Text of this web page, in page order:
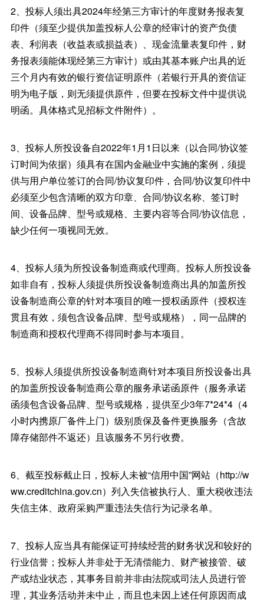
2、投标人须出具2024年经第三方审计的年度财务报表复
印件（须至少提供加盖投标人公章的经审计的资产负债
表、利润表（收益表或损益表）、现金流量表复印件，财
务报表须能体现经第三方审计）或由其基本账户出具的近
三个月内有效的银行资信证明原件（若银行开具的资信证
明为电子版，则无须提供原件，但要在投标文件中提供说
明函。具体格式见招标文件附件）。
3、投标人所投设备自2022年1月1日以来（以合同/协议签
订时间为依据）须具有在国内金融业中实施的案例，须提
供与用户单位签订的合同/协议复印件，合同/协议复印件中
必须至少包含清晰的双方印章、合同/协议名称、签订时
间、设备品牌、型号或规格、主要内容等合同/协议信息，
缺少任何一项视同无效。
4、投标人须为所投设备制造商或代理商。投标人所投设备
如非自有，投标人须提供所投设备制造商出具的加盖所投
设备制造商公章的针对本项目的唯一授权函原件（授权连
贯且有效，须包含设备品牌、型号或规格），同一品牌的
制造商和授权代理商不得同时参与本项目。
5、投标人须提供所投设备制造商针对本项目所投设备出具
的加盖所投设备制造商公章的服务承诺函原件（服务承诺
函须包含设备品牌、型号或规格，提供至少3年7*24*4（4
小时内携原厂备件上门）级别质保及备件更换服务（含故
障存储部件不返还）且该服务不另行收费。
6、截至投标截止日，投标人未被“信用中国”网站（http://w
ww.creditchina.gov.cn）列入失信被执行人、重大税收违法
失信主体、政府采购严重违法失信行为记录名单。
7、投标人应当具有能保证可持续经营的财务状况和较好的
行业信誉；投标人并非处于无清偿能力、财产被接管、破
产或结业状态，其事务目前并非由法院或司法人员进行管
理，其业务活动并未中止，而且也未因上述任何原因而成